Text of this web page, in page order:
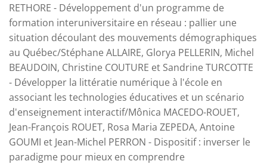
RETHORE - Développement d'un programme de
formation interuniversitaire en réseau : pallier une
situation découlant des mouvements démographiques
au Québec/Stéphane ALLAIRE, Glorya PELLERIN, Michel
BEAUDOIN, Christine COUTURE et Sandrine TURCOTTE
- Développer la littératie numérique à l'école en
associant les technologies éducatives et un scénario
d'enseignement interactif/Mônica MACEDO-ROUET,
Jean-François ROUET, Rosa Maria ZEPEDA, Antoine
GOUMI et Jean-Michel PERRON - Dispositif : inverser le
paradigme pour mieux en comprendre